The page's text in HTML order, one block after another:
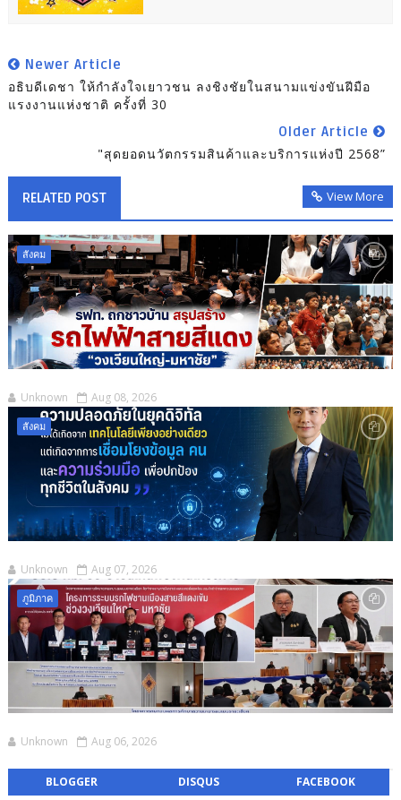
Newer Article
อธิบดีเดชา ให้กำลังใจเยาวชน ลงชิงชัยในสนามแข่งขันฝีมือ
แรงงานแห่งชาติ ครั้งที่ 30
Older Article
"สุดยอดนวัตกรรมสินค้าและบริการแห่งปี 2568”
RELATED POST View More
สังคม
Unknown Aug 08, 2026
สังคม
Unknown Aug 07, 2026
ภูมิภาค
Unknown Aug 06, 2026
BLOGGER DISQUS FACEBOOK